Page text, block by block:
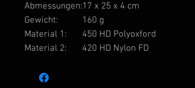
Abmessungen:17 x 25 x 4 cm
Gewicht:
160 g
Material 1:
450 HD Polyoxford
Material 2:
420 HD Nylon FD